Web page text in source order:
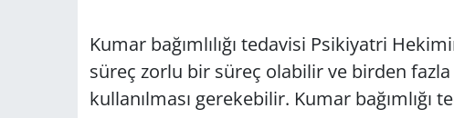
Kumar bağımlılığı tedavisi Psikiyatri
süreç zorlu bir süreç olabilir ve birden
kullanılması gerekebilir. Kumar bağımlığı